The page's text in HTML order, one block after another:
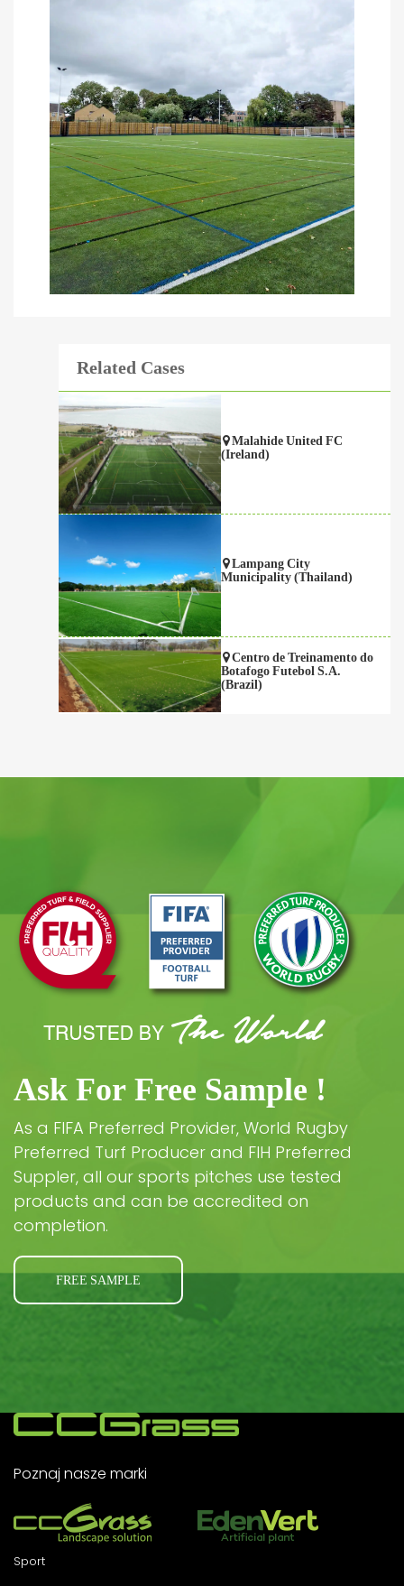
Related Cases
Malahide United FC
(Ireland)
Lampang City
Municipality (Thailand)
Centro de Treinamento do
Botafogo Futebol S.A.
(Brazil)
Ask For Free Sample !
As a FIFA Preferred Provider, World Rugby
Preferred Turf Producer and FIH Preferred
Suppler, all our sports pitches use tested
products and can be accredited on
completion.
FREE SAMPLE
Poznaj nasze marki
Sport